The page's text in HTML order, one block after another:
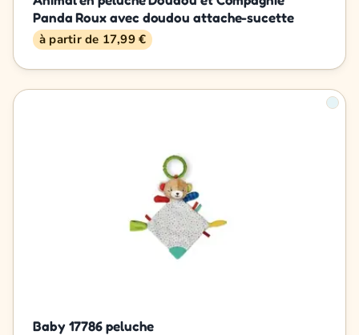
Panda Roux avec doudou attache-sucette
à partir de 17,99 €
Baby 17786 peluche